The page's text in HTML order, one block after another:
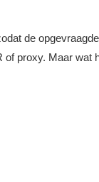
de
proxy. Maar wat